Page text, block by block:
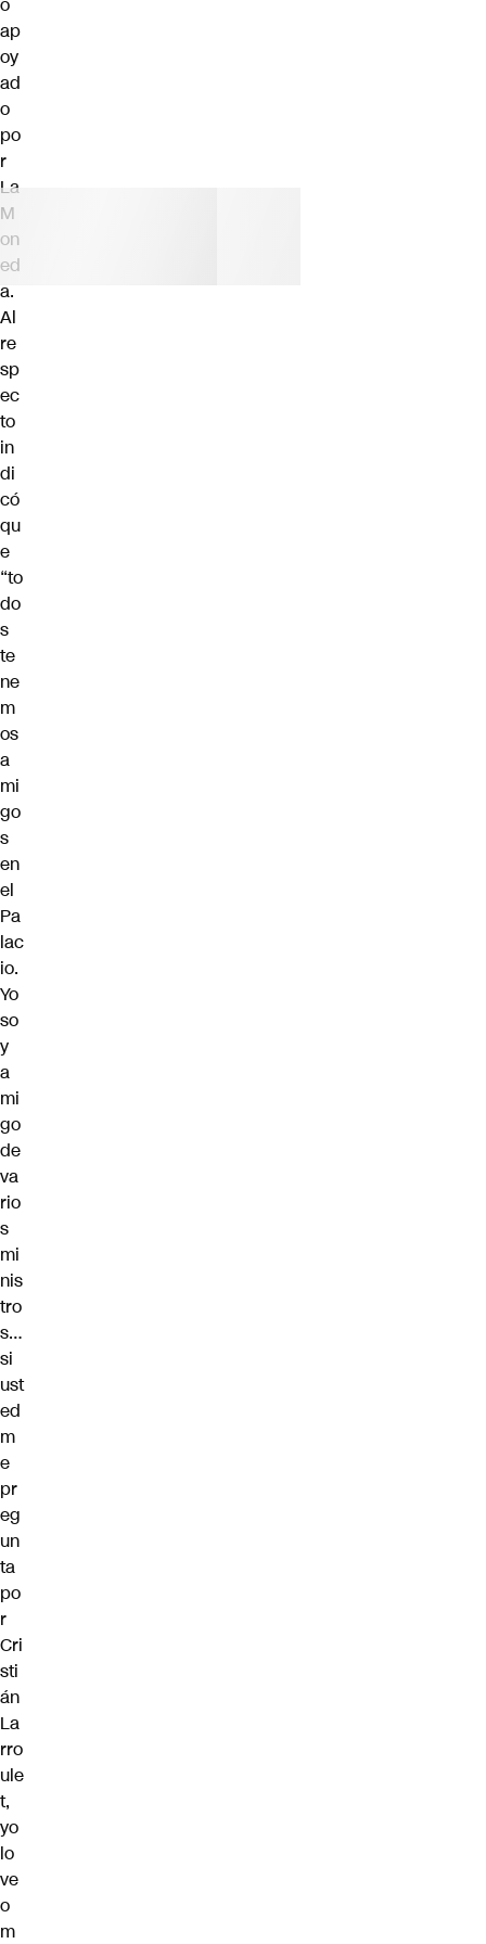
ap
oy
ad
o
po
r
La
M
on
ed
a.
Al
re
sp
ec
to
in
di
có
qu
e
“to
do
s
te
ne
m
os
a
mi
go
s
en
el
Pa
lac
io.
Yo
so
y
a
mi
go
de
va
rio
s
mi
nis
tro
s…
si
ust
ed
m
e
pr
eg
un
ta
po
r
Cri
sti
án
La
rro
ule
t,
yo
lo
ve
o
m